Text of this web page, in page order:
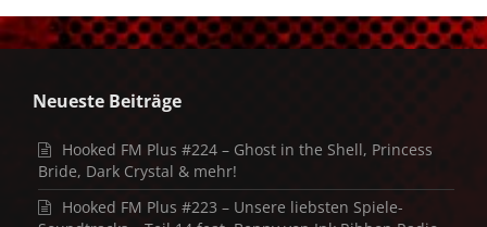
Neueste Beiträge
Hooked FM Plus #224 – Ghost in the Shell, Princess
Bride, Dark Crystal & mehr!
Hooked FM Plus #223 – Unsere liebsten Spiele-